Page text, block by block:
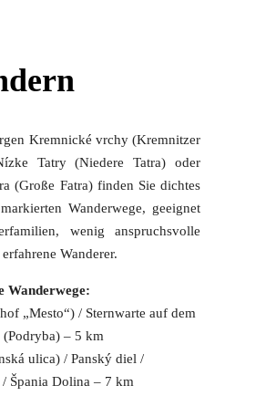
Kremnické vrchy (Kremnitzer
Tatry (Niedere Tatra) oder
(Große Fatra) finden Sie dichtes
Wanderwege, geeignet
wenig anspruchsvolle
Wanderer.
Wanderwege:
„Mesto“) / Sternwarte auf dem
– 5 km
ulica) / Panský diel /
Špania Dolina – 7 km